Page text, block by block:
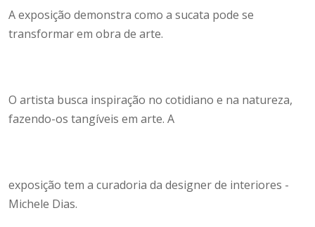
A exposição demonstra como a sucata pode se
transformar em obra de arte.
O artista busca inspiração no cotidiano e na natureza,
fazendo-os tangíveis em arte. A
exposição tem a curadoria da designer de interiores -
Michele Dias.